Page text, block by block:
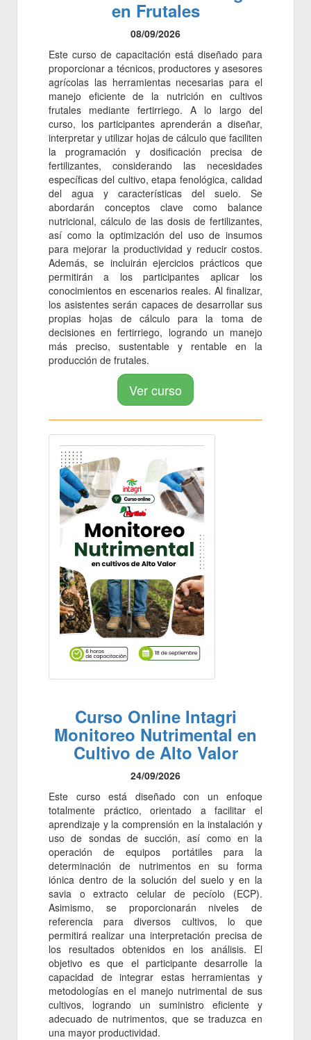
en Frutales
08/09/2026
Este curso de capacitación está diseñado para
proporcionar a técnicos, productores y asesores
agrícolas las herramientas necesarias para el
manejo eficiente de la nutrición en cultivos
frutales mediante fertirriego. A lo largo del
curso, los participantes aprenderán a diseñar,
interpretar y utilizar hojas de cálculo que faciliten
la programación y dosificación precisa de
fertilizantes, considerando las necesidades
específicas del cultivo, etapa fenológica, calidad
del agua y características del suelo. Se
abordarán conceptos clave como balance
nutricional, cálculo de las dosis de fertilizantes,
así como la optimización del uso de insumos
para mejorar la productividad y reducir costos.
Además, se incluirán ejercicios prácticos que
permitirán a los participantes aplicar los
conocimientos en escenarios reales. Al finalizar,
los asistentes serán capaces de desarrollar sus
propias hojas de cálculo para la toma de
decisiones en fertirriego, logrando un manejo
más preciso, sustentable y rentable en la
producción de frutales.
Ver curso
Curso Online Intagri
Monitoreo Nutrimental en
Cultivo de Alto Valor
24/09/2026
Este curso está diseñado con un enfoque
totalmente práctico, orientado a facilitar el
aprendizaje y la comprensión en la instalación y
uso de sondas de succión, así como en la
operación de equipos portátiles para la
determinación de nutrimentos en su forma
iónica dentro de la solución del suelo y en la
savia o extracto celular de pecíolo (ECP).
Asimismo, se proporcionarán niveles de
referencia para diversos cultivos, lo que
permitirá realizar una interpretación precisa de
los resultados obtenidos en los análisis. El
objetivo es que el participante desarrolle la
capacidad de integrar estas herramientas y
metodologías en el manejo nutrimental de sus
cultivos, logrando un suministro eficiente y
adecuado de nutrimentos, que se traduzca en
una mayor productividad.